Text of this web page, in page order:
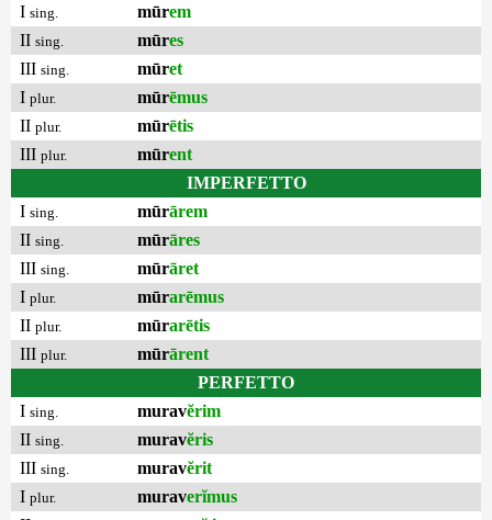
I sing. mūrem
II sing. mūres
III sing. mūret
I plur. mūrēmus
II plur. mūrētis
III plur. mūrent
IMPERFETTO
I sing. mūrārem
II sing. mūrāres
III sing. mūrāret
I plur. mūrarēmus
II plur. mūrarētis
III plur. mūrārent
PERFETTO
I sing. muravĕrim
II sing. muravĕris
III sing. muravĕrit
I plur. muraverĭmus